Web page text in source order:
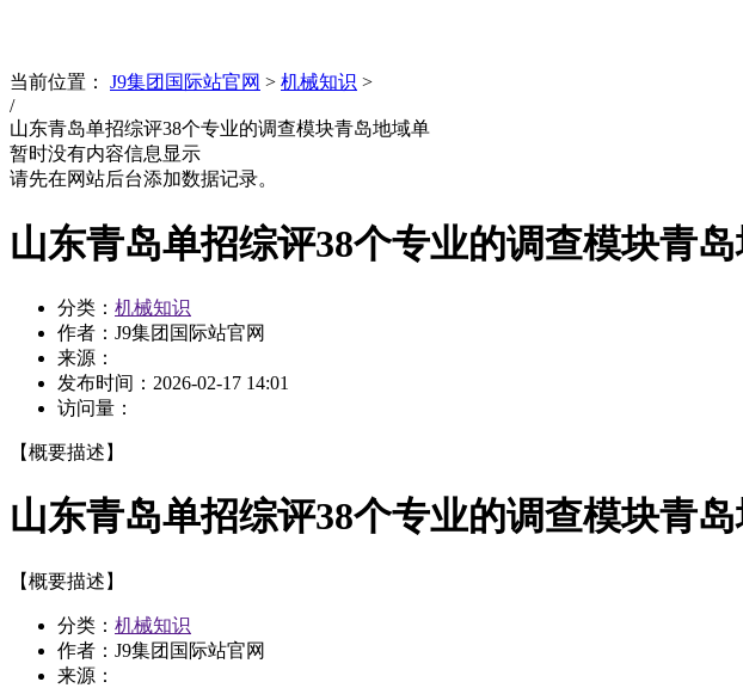
当前位置： J9集团国际站官网 > 机械知识 >
/
山东青岛单招综评38个专业的调查模块青岛地域单
暂时没有内容信息显示
请先在网站后台添加数据记录。
山东青岛单招综评38个专业的调查模块青
分类： 机械知识
作者：J9集团国际站官网
来源：
发布时间： 2026-02-17 14:01
访问量：
【概要描述】
山东青岛单招综评38个专业的调查模块青
【概要描述】
分类： 机械知识
作者：J9集团国际站官网
来源：